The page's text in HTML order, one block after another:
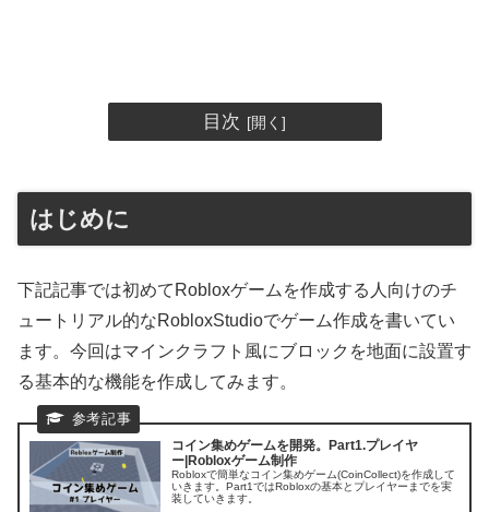
目次
はじめに
下記記事では初めてRobloxゲームを作成する人向けのチ
ュートリアル的なRobloxStudioでゲーム作成を書いてい
ます。今回はマインクラフト風にブロックを地面に設置す
る基本的な機能を作成してみます。
コイン集めゲームを開発。Part1.プレイヤ
ー|Robloxゲーム制作
Robloxで簡単なコイン集めゲーム(CoinCollect)を作成して
いきます。Part1ではRobloxの基本とプレイヤーまでを実
装していきます。